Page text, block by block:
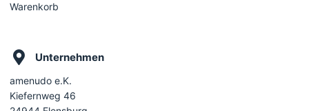
Warenkorb
Unternehmen
amenudo e.K.
Kiefernweg 46